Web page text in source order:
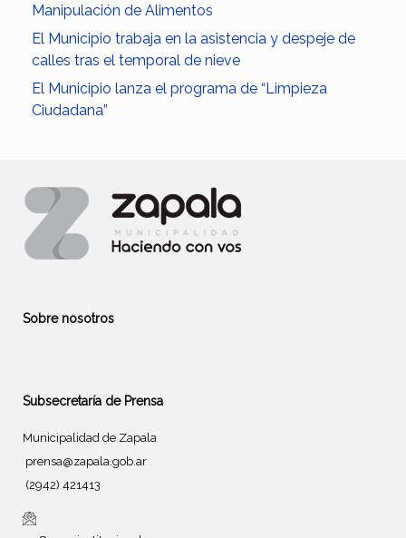
Manipulación de Alimentos
El Municipio trabaja en la asistencia y despeje de
calles tras el temporal de nieve
El Municipio lanza el programa de “Limpieza
Ciudadana”
Sobre nosotros
Subsecretaría de Prensa
Municipalidad de Zapala
prensa@zapala.gob.ar
(2942) 421413